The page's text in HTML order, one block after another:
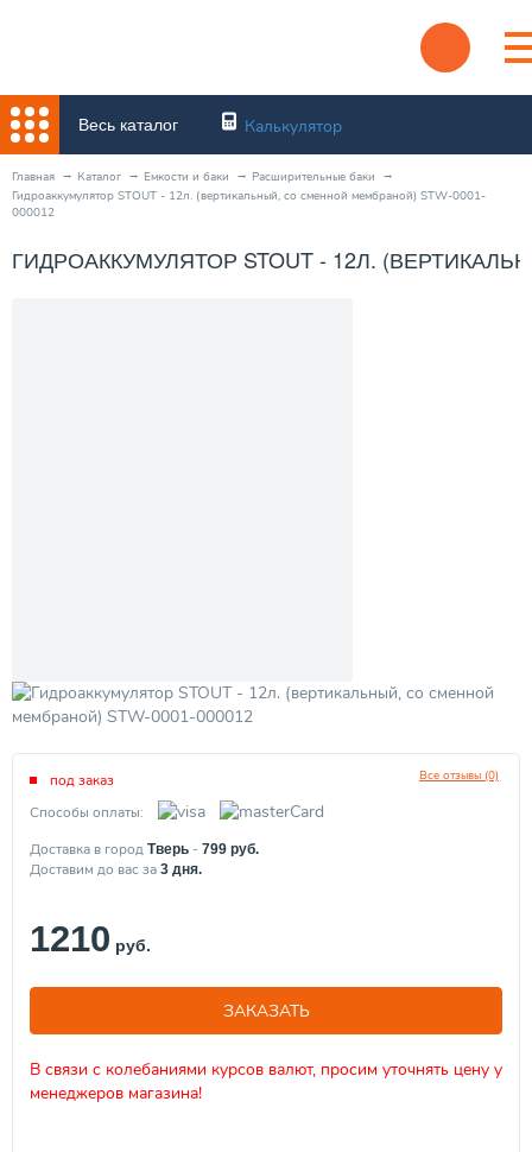
Весь каталог Калькулятор
Главная Каталог Емкости и баки
Расширительные баки
Гидроаккумулятор STOUT - 12л. (вертикальный, со сменной мембраной) STW-0001-
000012
ГИДРОАККУМУЛЯТОР STOUT - 12Л.
Все отзывы (0)
под заказ
Способы оплаты:
Доставка в город Тверь - 799 руб.
Доставим до вас за 3 дня.
1210 руб.
ЗАКАЗАТЬ
В связи с колебаниями курсов валют, просим уточнять цену у
менеджеров магазина!